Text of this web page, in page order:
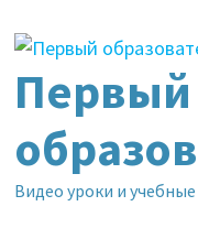
содержимому
Первый
Видео уроки и